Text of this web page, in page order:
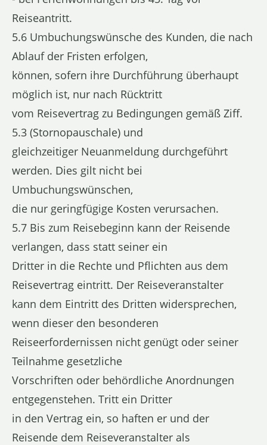
Reiseantritt.
5.6 Umbuchungswünsche des Kunden, die nach
Ablauf der Fristen erfolgen,
können, sofern ihre Durchführung überhaupt
möglich ist, nur nach Rücktritt
vom Reisevertrag zu Bedingungen gemäß Ziff.
5.3 (Stornopauschale) und
gleichzeitiger Neuanmeldung durchgeführt
werden. Dies gilt nicht bei
Umbuchungswünschen,
die nur geringfügige Kosten verursachen.
5.7 Bis zum Reisebeginn kann der Reisende
verlangen, dass statt seiner ein
Dritter in die Rechte und Pflichten aus dem
Reisevertrag eintritt. Der Reiseveranstalter
kann dem Eintritt des Dritten widersprechen,
wenn dieser den besonderen
Reiseerfordernissen nicht genügt oder seiner
Teilnahme gesetzliche
Vorschriften oder behördliche Anordnungen
entgegenstehen. Tritt ein Dritter
in den Vertrag ein, so haften er und der
Reisende dem Reiseveranstalter als